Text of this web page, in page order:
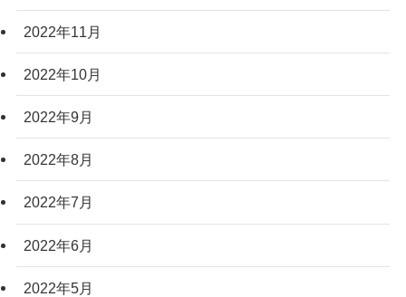
2022年11月
2022年10月
2022年9月
2022年8月
2022年7月
2022年6月
2022年5月